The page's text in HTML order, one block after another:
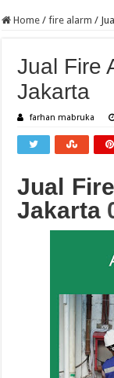
Home / fire alarm /
Jual Fire
Jakarta
farhan mabruka
Jual
Jakarta